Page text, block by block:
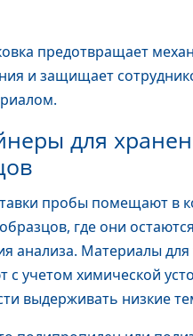
предотвращает
и защищает
для
пробы помещают в
где они
анализа. Материалы для
с учетом химической
выдерживать низкие